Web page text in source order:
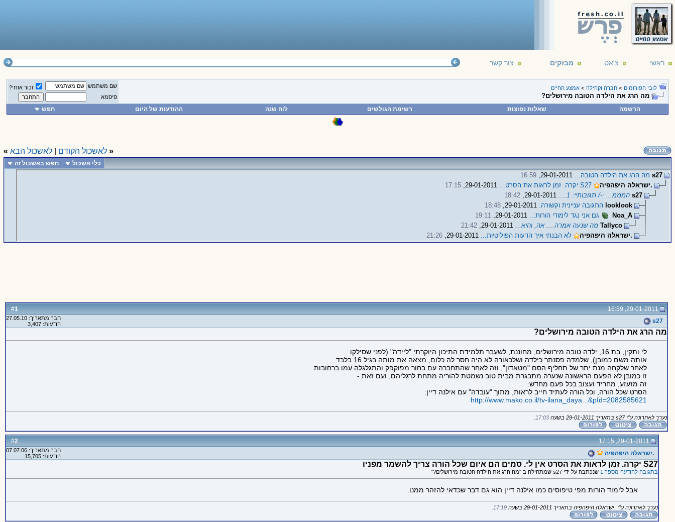
ראשי צ'אט מבזקים צור קשר
לובי הפורומים > חברה וקהילה > אמצע החיים
מה הרג את הילדה הטובה מירושלים?
שם משתמש
זכור אותי?
סיסמא
הרשמה שאלות נפוצות רשימת הגולשים לוח שנה ההודעות של היום חפש
« לאשכול הקודם לאשכול הבא »
כלי אשכול חפש באשכול זה
s27 מה הרג את הילדה הטובה...
16:59
.ישראלה היפהפיה
S27 יקרה. זמן לראות את הסרט...
17:15
s27 המממ... :-/ תגובותיי: 1.... 29-01-2011,
18:42
looklook התגובה עניינית וקשורה.
18:48
Noa_A
גם אני נגד לימודי הורות...
19:11
Tallyco מה שנעה אמרה.... אה, והיא...29-01-2011,
21:42
.ישראלה היפהפיה
לא הבנתי איך הדעות הפוליטיות... 21:26
#
1
29-01-2011, 16:59
s27
חבר מתאריך: 27.05.10
הודעות: 3,407
מה הרג את הילדה הטובה מירושלים?
לי ותקין, בת 16, ילדה טובה מירושלים, מחוננת, לשעבר תלמידת התיכון היוקרתי "ליידה" (לפני שסילקו
אותה משם כמובן), שלמדה פסנתר כילדה ושלכאורה לא היה חסר לה כלום, מצאה את מותה בגיל 16 בלבד
לאחר שלקחה מנת יתר של תחליף הסם "מטאדון", וזה לאחר שהתחברה עם בחור מפוקפק והתגלגלה עמו ברחובות.
זו כמובן לא הפעם הראשונה שנערה מתבגרת מבית טוב נשמטת להוריה מתחת לרגליהם, ועם זאת -
זה מזעזע, מחריד ועצוב בכל פעם מחדש:
הסרט שכל הורה, וכל הורה לעתיד חייב לראות, מתוך "עובדה" עם אילנה דיין:
http://www.mako.co.il/tv-ilana_daya...&pId=2082585621
נערך לאחרונה ע"י s27 בתאריך 29-01-2011 בשעה 17:03
#
2
29-01-2011, 17:15
.ישראלה היפהפיה
חבר מתאריך: 07.07.06
הודעות: 15,705
S27 יקרה. זמן לראות את הסרט אין לי. סמים הם איום שכל הורה צריך להשמר מפניו
בתגובה להודעה מספר 1 שנכתבה על ידי s27 שמתחילה ב "מה הרג את הילדה הטובה מירושלים?"
אבל לימוד הורות מפי טיפוסים כמו אילנה דיין הוא גם דבר שכדאי להזהר ממנו.
נערך לאחרונה ע"י .ישראלה היפהפיה בתאריך 29-01-2011 בשעה 17:19